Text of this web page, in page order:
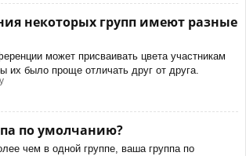
некоторых групп имеют разные
может присваивать цвета участникам
их было проще отличать друг от друга.
по умолчанию?
чем в одной группе, ваша группа по